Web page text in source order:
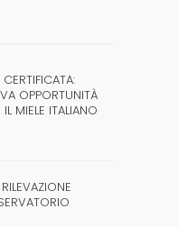
OPPORTUNITÀ
MIELE ITALIANO